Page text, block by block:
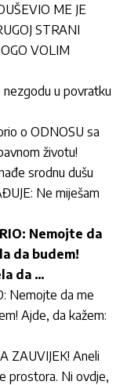
ME JE
STRANI
VOLIM
nezgodu u povratku
o ODNOSU sa
životu!
srodnu dušu
Ne miješam
Nemojte da
da budem!
da …
Nemojte da me
Ajde, da kažem:
ZAUVIJEK! Aneli
prostora. Ni ovdje,